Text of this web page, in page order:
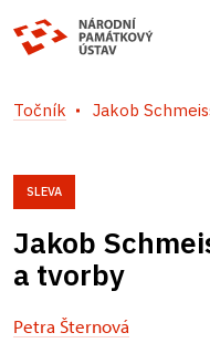
Točník Jakob
SLEVA
Jakob
a tvorby
Petra Šternová